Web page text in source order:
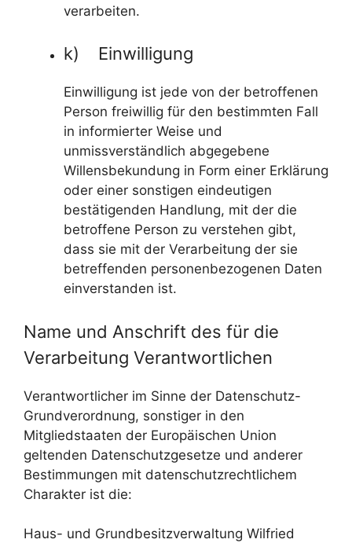
verarbeiten.
k) Einwilligung
Einwilligung ist jede von der betroffenen
Person freiwillig für den bestimmten Fall
in informierter Weise und
unmissverständlich abgegebene
Willensbekundung in Form einer Erklärung
oder einer sonstigen eindeutigen
bestätigenden Handlung, mit der die
betroffene Person zu verstehen gibt,
dass sie mit der Verarbeitung der sie
betreffenden personenbezogenen Daten
einverstanden ist.
Name und Anschrift des für die
Verarbeitung Verantwortlichen
Verantwortlicher im Sinne der Datenschutz-
Grundverordnung, sonstiger in den
Mitgliedstaaten der Europäischen Union
geltenden Datenschutzgesetze und anderer
Bestimmungen mit datenschutzrechtlichem
Charakter ist die:
Haus- und Grundbesitzverwaltung Wilfried